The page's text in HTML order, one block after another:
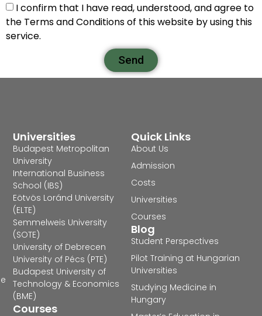
I confirm that I have read, understood, and agree to
the Terms and Conditions of this website by using this
service.
Send
Quick Links
About Us
Admission
Costs
Universities
Courses
Blog
Student Perspectives
Pilot Training at Hungarian
Universities
Studying Medicine in
Hungary
Universities
Budapest Metropolitan
University
International Business
School (IBS)
Eötvös Loránd University
(ELTE)
Semmelweis University
(SOTE)
University of Debrecen
University of Pécs (PTE)
Budapest University of
Technology & Economics
(BME)
Courses